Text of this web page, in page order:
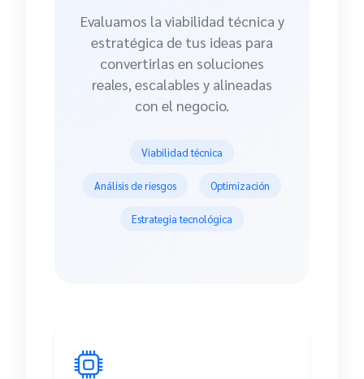
Evaluamos la viabilidad técnica y
estratégica de tus ideas para
convertirlas en soluciones
reales, escalables y alineadas
con el negocio.
Viabilidad técnica
Análisis de riesgos Optimización
Estrategia tecnológica